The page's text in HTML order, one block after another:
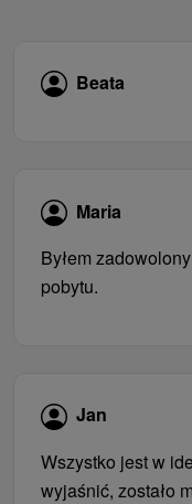
Beata
Maria
Byłem
pobytu.
Jan
Wszystko jest w
wyjaśnić, zostało